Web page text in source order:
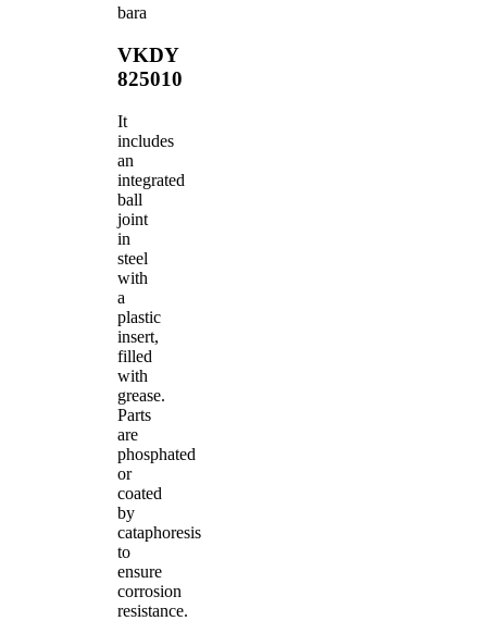
bara
VKDY
825010
It
includes
an
integrated
ball
joint
in
steel
with
a
plastic
insert,
filled
with
grease.
Parts
are
phosphated
or
coated
by
cataphoresis
to
ensure
corrosion
resistance.